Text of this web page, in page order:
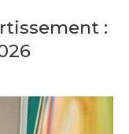
: